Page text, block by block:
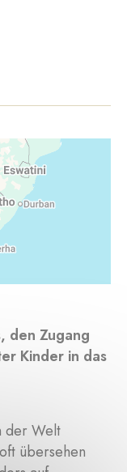
den Zugang
Kinder in das
der Welt
übersehen